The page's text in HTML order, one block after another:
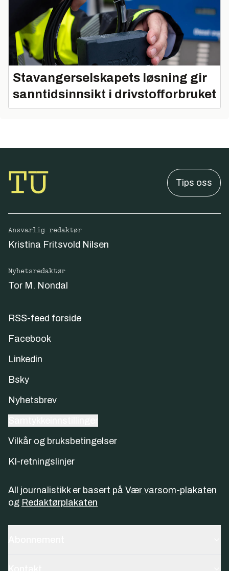
Stavangerselskapets løsning gir
sanntidsinnsikt i drivstofforbruket
Tips oss
Ansvarlig redaktør
Kristina Fritsvold Nilsen
Nyhetsredaktør
Tor M. Nondal
RSS-feed forside
Facebook
Linkedin
Bsky
Nyhetsbrev
Vilkår og bruksbetingelser
KI-retningslinjer
All journalistikk er basert på Vær varsom-plakaten
og Redaktørplakaten